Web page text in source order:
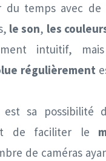
temps avec de
le son, les
intuitif, mais
régulièrement
sa possibilité
de faciliter le
de caméras